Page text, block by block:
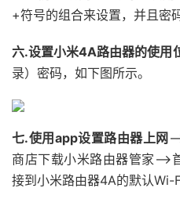
+符号的组合来设置，并且密
六.设置小米4A路由器的使用
录）密码，如下图所示。
七.使用app设置路由器上网
商店下载小米路由器管家
接到小米路由器4A的默认Wi-